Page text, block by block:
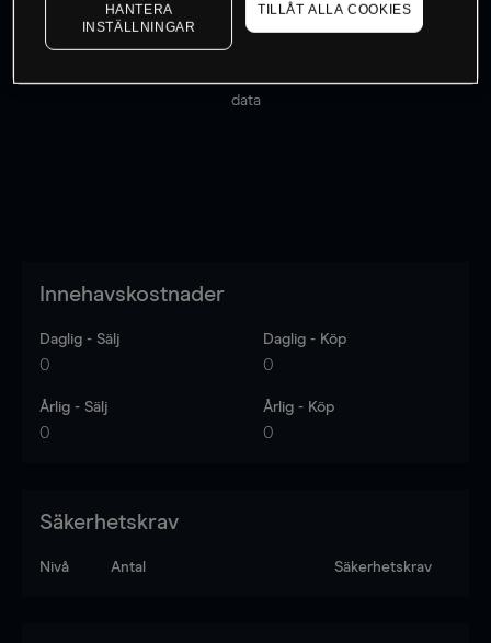
Priserna är endast vägledande.
data
Innehavskostnader
Daglig - Sälj
0
Daglig - Köp
0
Årlig - Sälj
0
Årlig - Köp
0
Säkerhetskrav
Nivå Antal Säkerhetskrav
HANTERA
INSTÄLLNINGAR
TILLÅT ALLA COOKIES